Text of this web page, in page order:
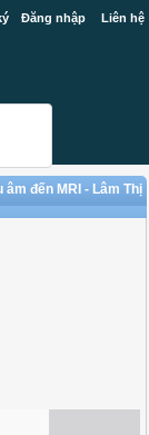
Đăng nhập Liên hệ
đến MRI - Lâm Thị